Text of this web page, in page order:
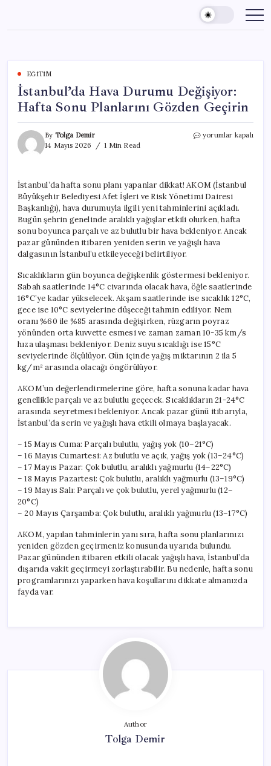
content
EĞITIM
İstanbul’da Hava Durumu Değişiyor:
Hafta Sonu Planlarını Gözden Geçirin
By Tolga Demir
14 Mayıs 2026
1 Min Read
İstanbul’da
Sonu
Planlarını
Gözden
Geçirin
için
yorumlar kapalı
İstanbul’da hafta sonu planı yapanlar dikkat! AKOM (İstanbul
Büyükşehir Belediyesi Afet İşleri ve Risk Yönetimi Dairesi
Başkanlığı), hava durumuyla ilgili yeni tahminlerini açıkladı.
Bugün şehrin genelinde aralıklı yağışlar etkili olurken, hafta
sonu boyunca parçalı ve az bulutlu bir hava bekleniyor. Ancak
pazar gününden itibaren yeniden serin ve yağışlı hava
dalgasının İstanbul’u etkileyeceği belirtiliyor.
Sıcaklıkların gün boyunca değişkenlik göstermesi bekleniyor.
Sabah saatlerinde 14°C civarında olacak hava, öğle saatlerinde
16°C’ye kadar yükselecek. Akşam saatlerinde ise sıcaklık 12°C,
gece ise 10°C seviyelerine düşeceği tahmin ediliyor. Nem
oranı %60 ile %85 arasında değişirken, rüzgarın poyraz
yönünden orta kuvvette esmesi ve zaman zaman 10-35 km/s
hıza ulaşması bekleniyor. Deniz suyu sıcaklığı ise 15°C
seviyelerinde ölçülüyor. Gün içinde yağış miktarının 2 ila 5
kg/m² arasında olacağı öngörülüyor.
AKOM’un değerlendirmelerine göre, hafta sonuna kadar hava
genellikle parçalı ve az bulutlu geçecek. Sıcaklıkların 21-24°C
arasında seyretmesi bekleniyor. Ancak pazar günü itibarıyla,
İstanbul’da serin ve yağışlı hava etkili olmaya başlayacak.
– 15 Mayıs Cuma: Parçalı bulutlu, yağış yok (10–21°C)
– 16 Mayıs Cumartesi: Az bulutlu ve açık, yağış yok (13–24°C)
– 17 Mayıs Pazar: Çok bulutlu, aralıklı yağmurlu (14–22°C)
– 18 Mayıs Pazartesi: Çok bulutlu, aralıklı yağmurlu (13–19°C)
– 19 Mayıs Salı: Parçalı ve çok bulutlu, yerel yağmurlu (12–
20°C)
– 20 Mayıs Çarşamba: Çok bulutlu, aralıklı yağmurlu (13–17°C)
AKOM, yapılan tahminlerin yanı sıra, hafta sonu planlarınızı
yeniden gözden geçirmeniz konusunda uyarıda bulundu.
Pazar gününden itibaren etkili olacak yağışlı hava, İstanbul’da
dışarıda vakit geçirmeyi zorlaştırabilir. Bu nedenle, hafta sonu
programlarınızı yaparken hava koşullarını dikkate almanızda
fayda var.
Author
Tolga Demir